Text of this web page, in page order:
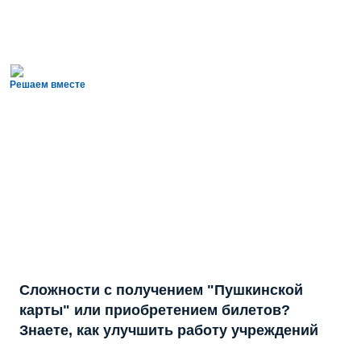
Решаем вместе
Сложности с получением "Пушкинской
карты" или приобретением билетов?
Знаете, как улучшить работу учреждений